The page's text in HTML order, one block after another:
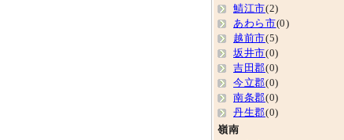
鯖江市(2)
あわら市(0)
越前市(5)
坂井市(0)
吉田郡(0)
今立郡(0)
南条郡(0)
丹生郡(0)
嶺南